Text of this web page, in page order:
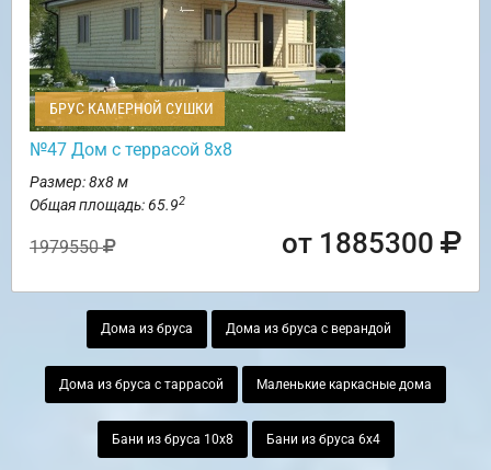
БРУС КАМЕРНОЙ СУШКИ
№47 Дом с террасой 8х8
Размер: 8х8 м
Общая площадь: 65.92
1979550 от 1885300
Дома из бруса Дома из бруса с верандой
Дома из бруса с таррасой Маленькие каркасные дома
Бани из бруса 10х8 Бани из бруса 6х4